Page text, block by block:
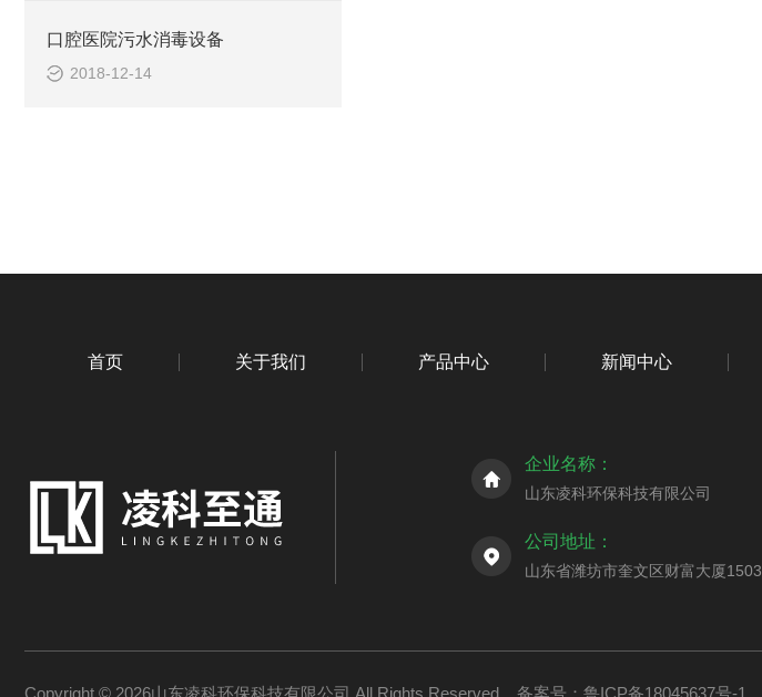
口腔医院污水消毒设备
2018-12-14
首页 关于我们 产品中心 新闻中心
企业名称：
山东凌科环保科技有限公司
公司地址：
山东省潍坊市奎文区财富大厦1503
Copyright © 2026山东凌科环保科技有限公司 All Rights Reserved 备案号：鲁ICP备18045637号-1